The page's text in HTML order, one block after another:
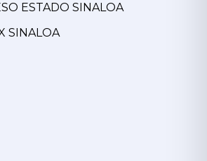
ESTADO SINALOA
SINALOA